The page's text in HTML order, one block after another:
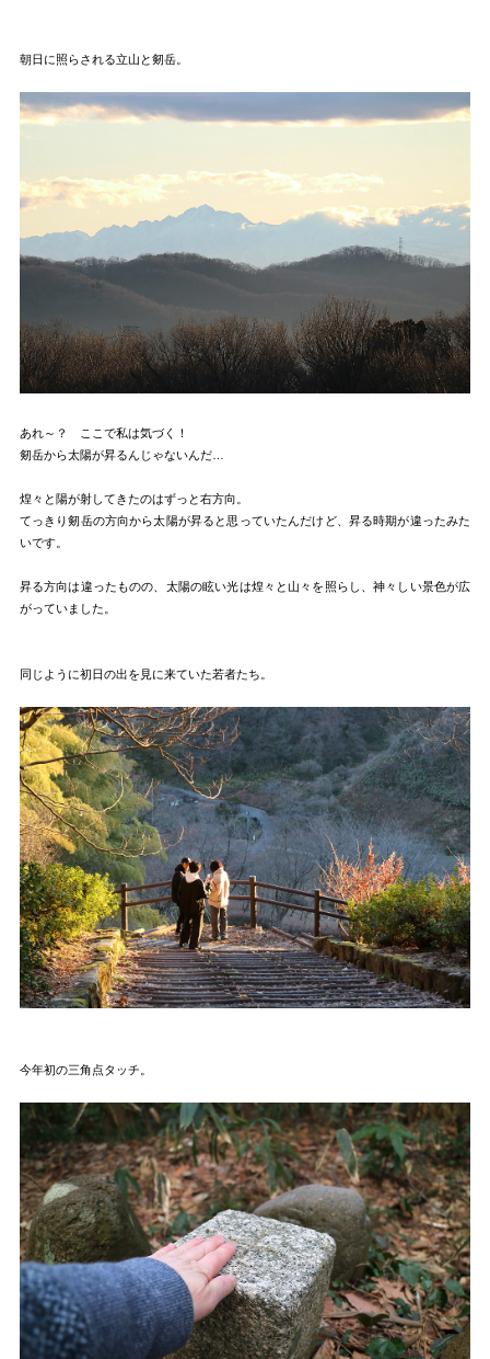
朝日に照らされる立山と剱岳。
あれ～？ ここで私は気づく！
剱岳から太陽が昇るんじゃないんだ…
煌々と陽が射してきたのはずっと右方向。
てっきり剱岳の方向から太陽が昇ると思っていたんだけど、昇る時期が違ったみた
いです。
昇る方向は違ったものの、太陽の眩い光は煌々と山々を照らし、神々しい景色が広
がっていました。
同じように初日の出を見に来ていた若者たち。
今年初の三角点タッチ。